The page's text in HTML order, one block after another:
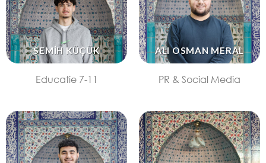
SEMİH KÜÇÜK
Educatie 7-11
ALI OSMAN MERAL
PR & Social Media